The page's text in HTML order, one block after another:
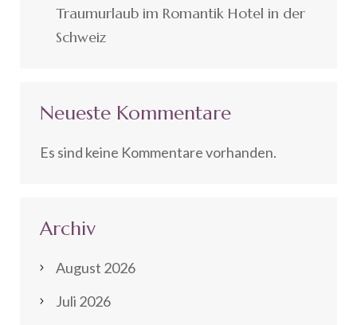
Traumurlaub im Romantik Hotel in der
Schweiz
Neueste Kommentare
Es sind keine Kommentare vorhanden.
Archiv
August 2026
Juli 2026